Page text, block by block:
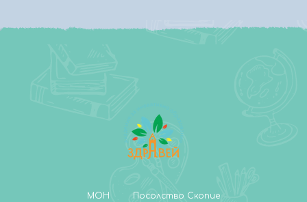
МОН Посолство Скопие